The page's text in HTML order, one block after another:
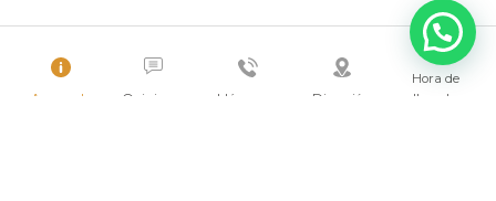
Acerca de Opiniones Llámanos Dirección
Hora de
llegada